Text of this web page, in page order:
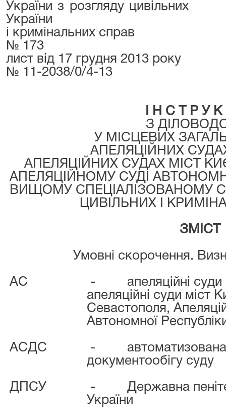
України з розгляду
України
і кримінальних справ
№ 173
лист від 17 грудня 2013 року
№ 11-2038/0/4-13
І Н С Т Р У К
З
У МІСЦЕВИХ
АПЕЛЯЦІЙНИХ
АПЕЛЯЦІЙНИХ СУДАХ МІСТ
АПЕЛЯЦІЙНОМУ СУДІ
ВИЩОМУ СПЕЦІАЛІЗОВАНОМУ
ЦИВІЛЬНИХ І
ЗМІСТ
Умовні скорочення.
АС -
апеляційні
апеляційні суди міст
Севастополя,
Автономної
АСДС -
документообігу суду
ДПСУ -
Державна
України